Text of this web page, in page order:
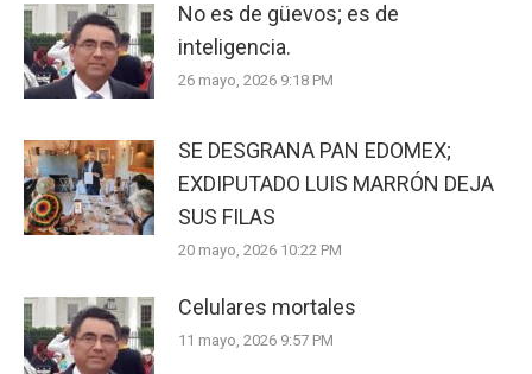
No es de güevos; es de
inteligencia.
26 mayo, 2026 9:18 PM
SE DESGRANA PAN EDOMEX;
EXDIPUTADO LUIS MARRÓN DEJA
SUS FILAS
20 mayo, 2026 10:22 PM
Celulares mortales
11 mayo, 2026 9:57 PM